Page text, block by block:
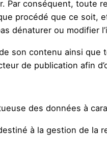
Par conséquent, toute
procédé que ce soit,
dénaturer ou modifier
son contenu ainsi que
de publication afin
des données à
à la gestion de la